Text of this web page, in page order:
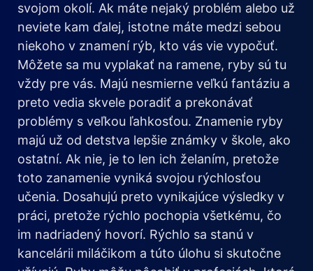
svojom okolí. Ak máte nejaký problém alebo už
neviete kam ďalej, istotne máte medzi sebou
niekoho v znamení rýb, kto vás vie vypočuť.
Môžete sa mu vyplakať na ramene, ryby sú tu
vždy pre vás. Majú nesmierne veľkú fantáziu a
preto vedia skvele poradiť a prekonávať
problémy s veľkou ľahkosťou. Znamenie ryby
majú už od detstva lepšie známky v škole, ako
ostatní. Ak nie, je to len ich želaním, pretože
toto zanamenie vyniká svojou rýchlosťou
učenia. Dosahujú preto vynikajúce výsledky v
práci, pretože rýchlo pochopia všetkému, čo
im nadriadený hovorí. Rýchlo sa stanú v
kancelárii miláčikom a túto úlohu si skutočne